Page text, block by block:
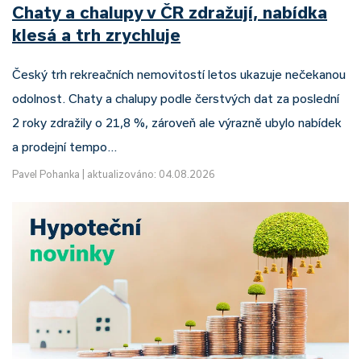
Chaty a chalupy v ČR zdražují, nabídka
klesá a trh zrychluje
Český trh rekreačních nemovitostí letos ukazuje nečekanou
odolnost. Chaty a chalupy podle čerstvých dat za poslední
2 roky zdražily o 21,8 %, zároveň ale výrazně ubylo nabídek
a prodejní tempo…
Pavel Pohanka aktualizováno: 04.08.2026